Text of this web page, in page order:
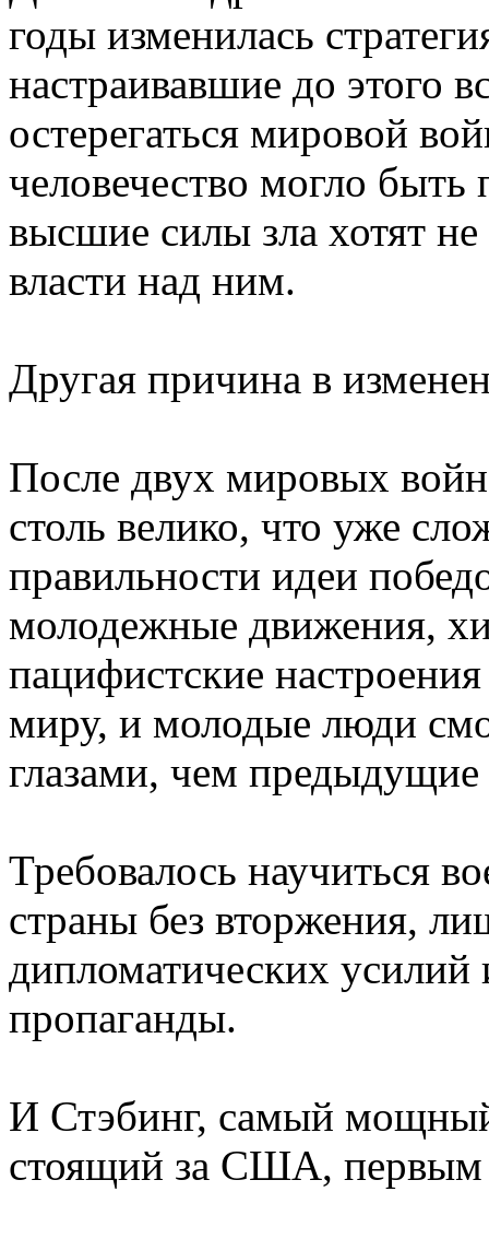
годы изменилась
настраивавшие до этого
остерегаться мировой
человечество могло
высшие силы зла хотят
власти над ним.
Другая причина в
После двух мировых
столь велико, что уже
правильности идеи
молодежные движения,
пацифистские
миру, и молодые люди
глазами, чем предыдущие
Требовалось научиться
страны без вторжения,
дипломатических
пропаганды.
И Стэбинг, самый
стоящий за США, первым